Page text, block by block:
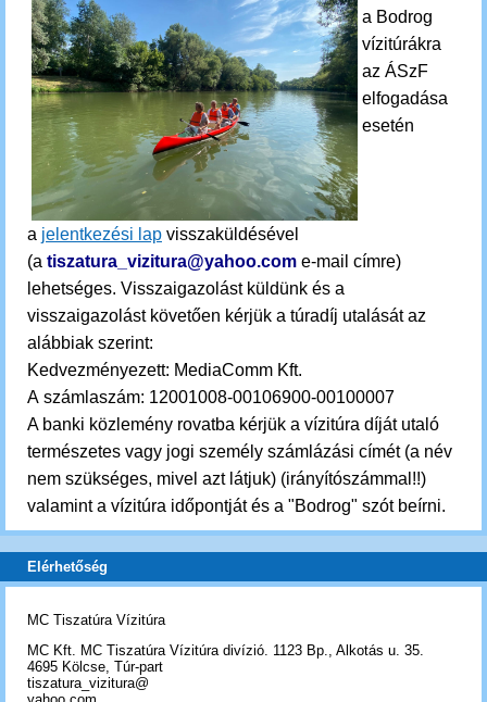
a Bodrog
vízitúrákra
az ÁSzF
elfogadása
esetén
a jelentkezési lap visszaküldésével
(a tiszatura_vizitura@yahoo.com e-mail címre)
lehetséges. Visszaigazolást küldünk és a
visszaigazolást követően kérjük a túradíj utalását az
alábbiak szerint:
Kedvezményezett: MediaComm Kft.
A számlaszám: 12001008-00106900-00100007
A banki közlemény rovatba kérjük a vízitúra díját utaló
természetes vagy jogi személy számlázási címét (a név
nem szükséges, mivel azt látjuk) (irányítószámmal!!)
valamint a vízitúra időpontját és a "Bodrog" szót beírni.
Elérhetőség
MC Tiszatúra Vízitúra
MC Kft. MC Tiszatúra Vízitúra divízió. 1123 Bp., Alkotás u. 35.
4695 Kölcse, Túr-part
tiszatura_vizitura@